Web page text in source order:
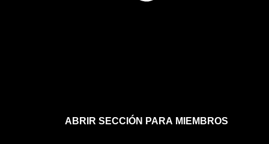
ABRIR SECCIÓN PARA MIEMBROS